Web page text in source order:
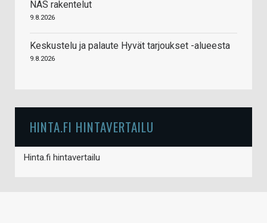
NAS rakentelut
9.8.2026
Keskustelu ja palaute Hyvät tarjoukset -alueesta
9.8.2026
HINTA.FI HINTAVERTAILU
Hinta.fi hintavertailu